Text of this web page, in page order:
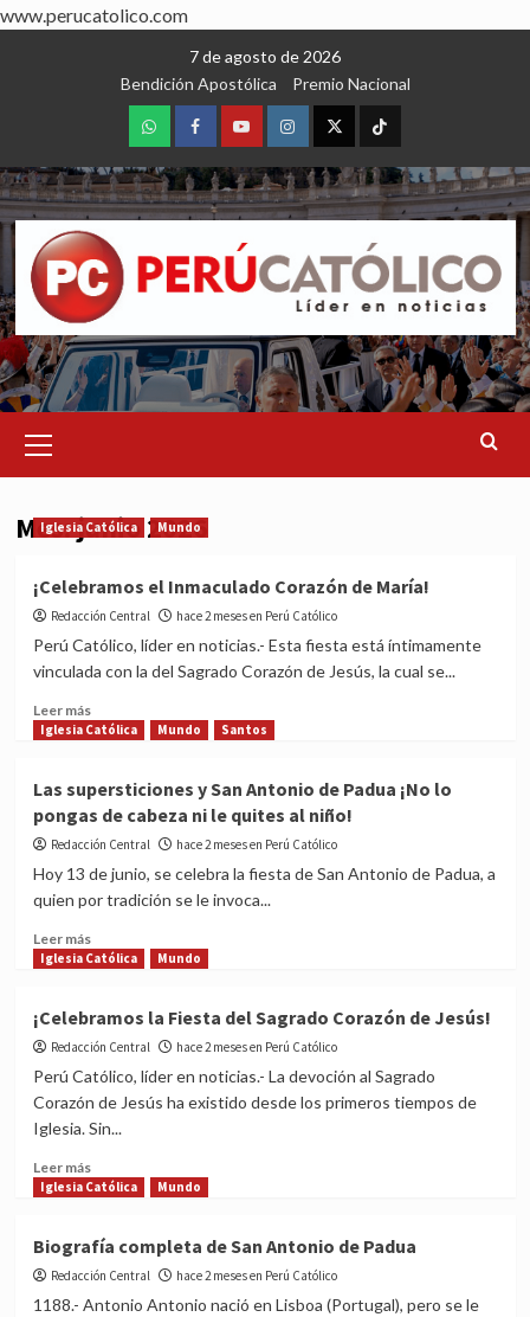
www.perucatolico.com
7 de agosto de 2026
Bendición Apostólica
Premio Nacional
WhatsAppFacebookYoutubeInstagram
X TikTok
Menu
Mes:junio 2026
Iglesia Católica Mundo
¡Celebramos el Inmaculado Corazón de María!
Redacción Central hace 2 meses en Perú Católico
Perú Católico, líder en noticias.- Esta fiesta está íntimamente
vinculada con la del Sagrado Corazón de Jesús, la cual se...
Leer másRead
more
el
Inmaculado
Corazón
de
María!
Iglesia Católica Mundo Santos
Las supersticiones y San Antonio de Padua ¡No lo
pongas de cabeza ni le quites al niño!
Redacción Central hace 2 meses en Perú Católico
Hoy 13 de junio, se celebra la fiesta de San Antonio de Padua, a
quien por tradición se le invoca...
Leer másRead
more
supersticiones
y
San
Antonio
Padua
lo
cabeza
ni
le
Iglesia Católica Mundo
¡Celebramos la Fiesta del Sagrado Corazón de Jesús!
Redacción Central hace 2 meses en Perú Católico
Perú Católico, líder en noticias.- La devoción al Sagrado
Corazón de Jesús ha existido desde los primeros tiempos de
Iglesia. Sin...
Leer másRead
more
la
Fiesta
del
Iglesia Católica Mundo
Biografía completa de San Antonio de Padua
Redacción Central hace 2 meses en Perú Católico
1188.- Antonio Antonio nació en Lisboa (Portugal), pero se le